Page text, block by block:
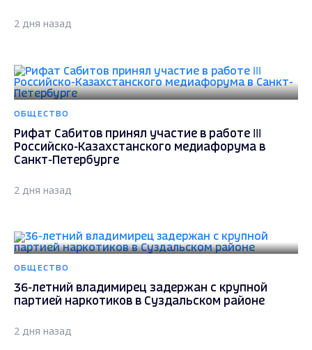
2 дня назад
ОБЩЕСТВО
Рифат Сабитов принял участие в работе III
Российско-Казахстанского медиафорума в
Санкт-Петербурге
2 дня назад
ОБЩЕСТВО
36-летний владимирец задержан с крупной
партией наркотиков в Суздальском районе
2 дня назад